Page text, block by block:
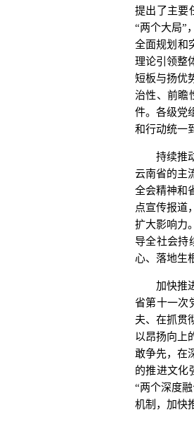
提出了主要
“两个大局”
全面规划和
理论引领整
短板与扬优
治性、前瞻
件。各级党
和行动统一
持续推动
云南省的主
全会精神和
点宣传报道
扩大影响力
导全社会持
心、落地生
加快推进
省第十一次
夫、在抓贯
以昂扬向上
敢争先，在
的推进文化
“两个深度
机制，加快